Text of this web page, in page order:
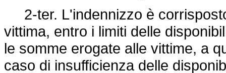
2-ter. L'indennizzo è
vittima, entro i limiti delle
le somme erogate alle vittime, a
caso di insufficienza delle